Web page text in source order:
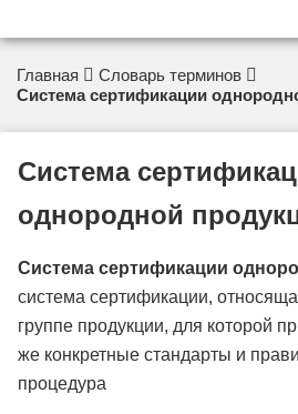
Главная
Словарь терминов
Система сертификации
Система
однородной
Система сертификации
система сертификации,
группе продукции, для которой
же конкретные стандарты и
процедура